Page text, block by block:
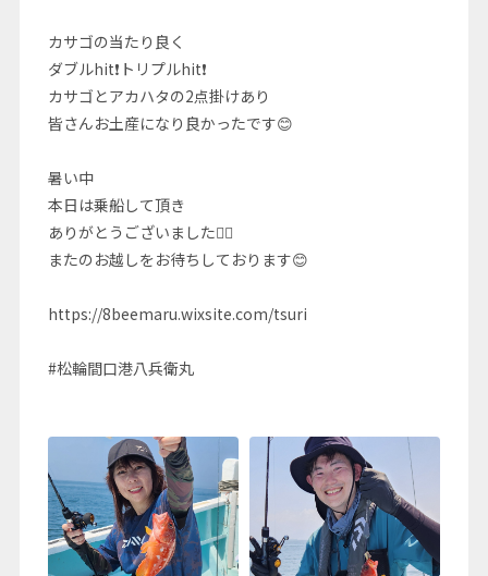
カサゴの当たり良く
ダブルhit❗トリプルhit❗
カサゴとアカハタの2点掛けあり
皆さんお土産になり良かったです😊
暑い中
本日は乗船して頂き
ありがとうございました🙇‍♂️
またのお越しをお待ちしております😊
https://8beemaru.wixsite.com/tsuri
#松輪間口港八兵衛丸